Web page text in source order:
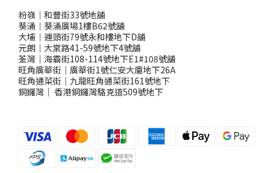
粉嶺｜和豐街33號地舖
葵涌｜葵涌廣場1樓B62號舖
大埔｜運頭街79號永和樓地下D舖
元朗｜大棠路41-59號地下4號舖
荃灣｜海霸街108-114號地下E1#108號舖
旺角廣華街｜廣華街1號仁安大廈地下26A
旺角通菜街｜九龍旺角通菜街161號地下
銅鑼灣 ｜ 香港銅鑼灣駱克道509號地下